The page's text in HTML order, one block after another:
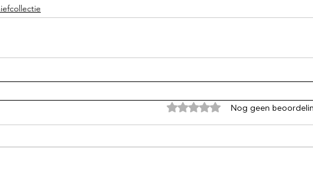
Beoordeeld met 0 uit 5
Nog geen